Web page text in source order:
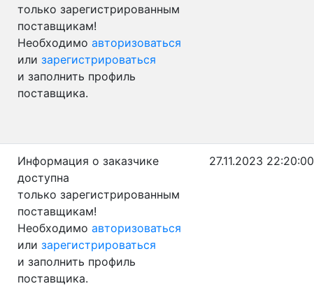
только зарегистрированным
поставщикам!
Необходимо авторизоваться
или зарегистрироваться
и заполнить профиль
поставщика.
Информация о заказчике
доступна
только зарегистрированным
поставщикам!
Необходимо авторизоваться
или зарегистрироваться
и заполнить профиль
поставщика.
27.11.2023 22:20:00